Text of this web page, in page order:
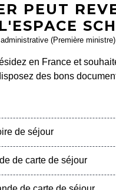
PEUT
(Première ministre)
en France et
des bons
de séjour
de carte de séjour